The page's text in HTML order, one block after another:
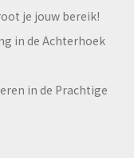
je jouw bereik!
in de Achterhoek
in de Prachtige